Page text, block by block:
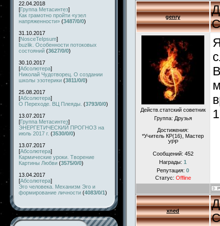
22.04.2018
[Группа Метасинтез]
Как грамотно пройти «узел
напряженности» (3487/0/0)
31.10.2017
[NosceTeIpsum]
buzlik. Особенности потоковых
состояний (3627/0/0)
30.10.2017
[Абсолютера]
Николай Чудотворец. О создании
школы эзотерики (3811/0/0)
25.08.2017
[Абсолютера]
О Переходе. ВЦ Плеяды. (3793/0/0)
13.07.2017
[Группа Метасинтез]
ЭНЕРГЕТИЧЕСКИЙ ПРОГНОЗ на
июль 2017 г. (3530/0/0)
13.07.2017
[Абсолютера]
Кармические уроки. Творение
Картины Любви (3575/0/0)
13.04.2017
[Абсолютера]
Эго человека. Механизм Эго и
формирование личности (4083/0/1)
genry
Действ.статский советник
Группа: Друзья
Достижения:
*Учитель КР(16), Мастер
УРР
Сообщений: 452
Награды: 1
Репутация: 0
Статус: Offline
xned